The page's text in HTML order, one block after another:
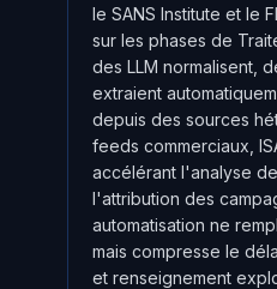
le SANS Institute et le
sur les phases de
des LLM normalisent,
extraient
depuis des sources
feeds commerciaux,
accélérant l'analyse
l'attribution des
automatisation ne
mais compresse le
et renseignement